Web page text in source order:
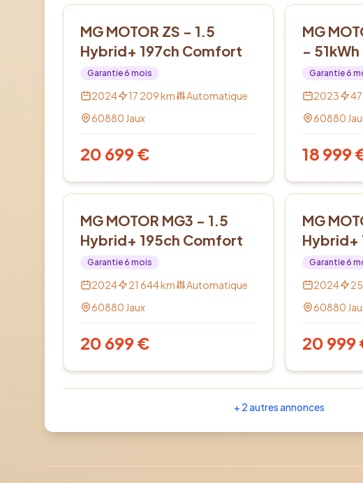
MG MOTOR ZS - 1.5
Hybrid+ 197ch Comfort
Garantie6 mois
2024 17 209km
Automatique
60880 Jaux
20 699€
MG
-
Garantie6
2023
60880
18 999
MG MOTOR MG3 - 1.5
Hybrid+ 195ch Comfort
Garantie6 mois
2024 21 644km
Automatique
60880 Jaux
20 699€
MG
Hybrid+
Garantie6
2024
60880
20 999
+ 2autres annonces